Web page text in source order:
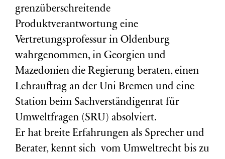
grenzüberschreitende
Produktverantwortung eine
Vertretungsprofessur in Oldenburg
wahrgenommen, in Georgien und
Mazedonien die Regierung beraten, einen
Lehrauftrag an der Uni Bremen und eine
Station beim Sachverständigenrat für
Umweltfragen (SRU) absolviert.
Er hat breite Erfahrungen als Sprecher und
Berater, kennt sich vom Umweltrecht bis zu